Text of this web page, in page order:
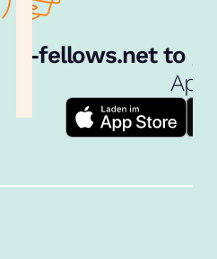
e‑fellows.net to go:
App!